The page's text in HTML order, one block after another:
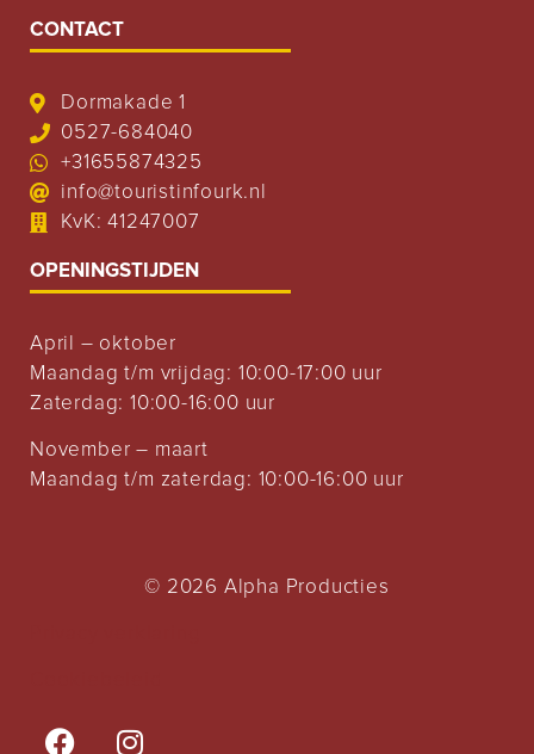
CONTACT
Dormakade 1
0527-684040
+31655874325
info@touristinfourk.nl
KvK: 41247007
OPENINGSTIJDEN
April – oktober
Maandag t/m vrijdag: 10:00-17:00 uur
Zaterdag: 10:00-16:00 uur
November – maart
Maandag t/m zaterdag: 10:00-16:00 uur
© 2026 Alpha Producties